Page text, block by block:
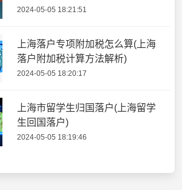
2024-05-05 18:21:51
上海落户专项附加税怎么算(上海
落户附加税计算方法解析)
2024-05-05 18:20:17
上海市留学生归国落户(上海留学
生回国落户)
2024-05-05 18:19:46